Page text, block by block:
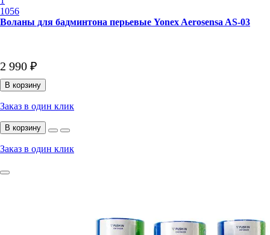
1056
Воланы для бадминтона перьевые Yonex Aerosensa AS-03
2 990 ₽
В корзину
Заказ в один клик
В корзину
Заказ в один клик